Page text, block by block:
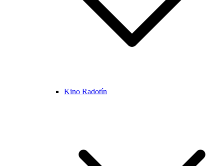
Kino Radotín